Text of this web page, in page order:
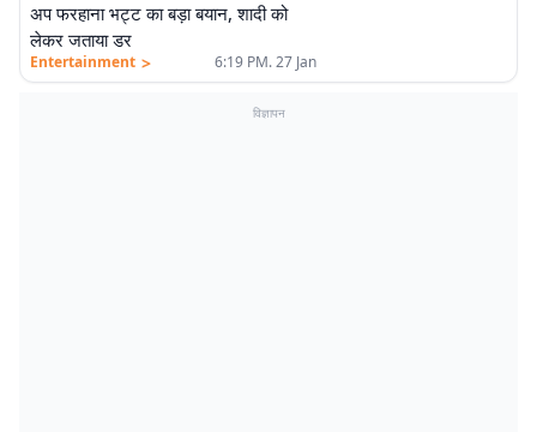
अप फरहाना भट्ट का बड़ा बयान, शादी को
लेकर जताया डर
Entertainment > 6:19 PM. 27 Jan
विज्ञापन